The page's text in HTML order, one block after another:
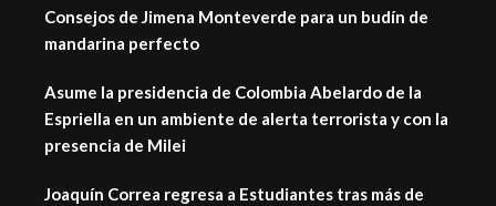
Consejos de Jimena Monteverde para un budín de
mandarina perfecto
Asume la presidencia de Colombia Abelardo de la
Espriella en un ambiente de alerta terrorista y con la
presencia de Milei
Joaquín Correa regresa a Estudiantes tras más de